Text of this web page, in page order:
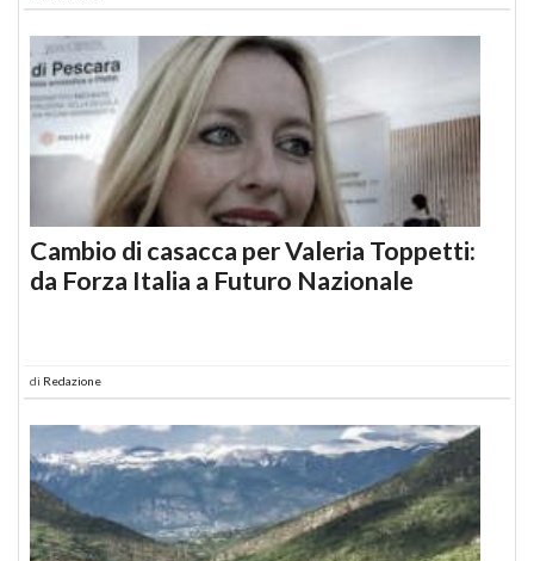
Cambio di casacca per Valeria Toppetti:
da Forza Italia a Futuro Nazionale
di Redazione